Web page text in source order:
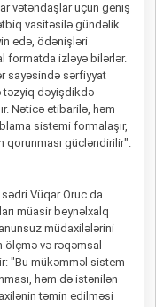
vətəndaşlar üçün geniş
vasitəsilə gündəlik
edə, ödənişləri
formatda izləyə bilərlər.
sayəsində sərfiyyat
təzyiq dəyişdikdə
Nəticə etibarilə, həm
sistemi formalaşır,
qorunması gücləndirilir".
Vüqar Oruc da
müasir beynəlxalq
müdaxilələrini
və rəqəmsal
"Bu mükəmməl sistem
həm də istənilən
təmin edilməsi